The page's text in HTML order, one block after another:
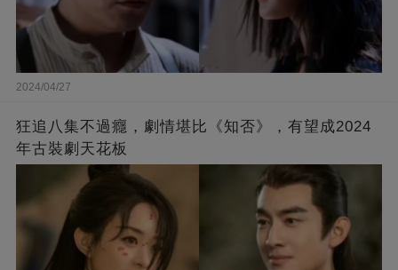
2024/04/27
狂追八集不過癮，劇情堪比《知否》，有望成2024
年古裝劇天花板